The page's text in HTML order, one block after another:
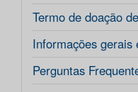
Termo de doação
Informações gerais
Perguntas